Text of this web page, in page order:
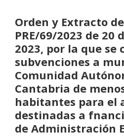
Orden y Extracto
PRE/69/2023 de 20
2023, por la que se
subvenciones a
Comunidad
Cantabria de
habitantes para el
destinadas a
de Administración